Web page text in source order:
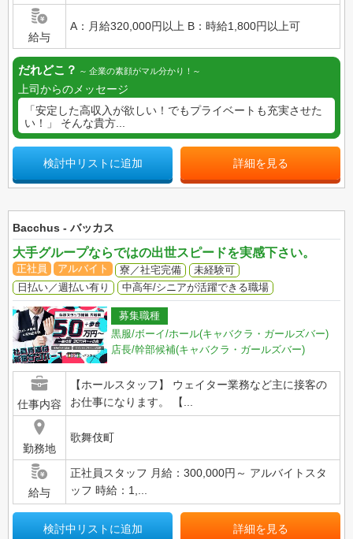
給与
A：月給320,000円以上 B：時給1,800円以上可
だれどこ？ 企業の素顔がマル分かり！
上司からのメッセージ
「安定した高収入が欲しい！でもプライベートも充実させた
い！」 そんな貴方...
検討中リストに追加 詳細を見る
Bacchus - バッカス
大手グループならではの出世スピードを実感下さい。
正社員 アルバイト 寮／社宅完備
未経験可
日払い／週払い有り
中高年/シニアが活躍できる職場
募集職種
黒服/ボーイ/ホール(キャバクラ・ガールズバー)
店長/幹部候補(キャバクラ・ガールズバー)
仕事内容
【ホールスタッフ】 ウェイター業務など主に接客の
お仕事になります。 【...
勤務地
歌舞伎町
給与
正社員スタッフ 月給：300,000円～ アルバイトスタ
ッフ 時給：1,...
検討中リストに追加 詳細を見る